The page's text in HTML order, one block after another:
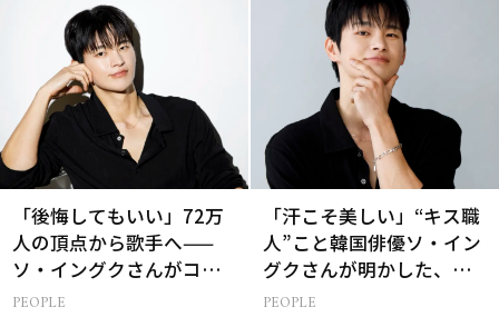
「後悔してもいい」72万
人の頂点から歌手へ——
ソ・イングクさんがコツ
コツ頑張れる原動力とは
PEOPLE
「汗こそ美しい」“キス職
人”こと韓国俳優ソ・イン
グクさんが明かした、惹
かれる人の条件とは
PEOPLE